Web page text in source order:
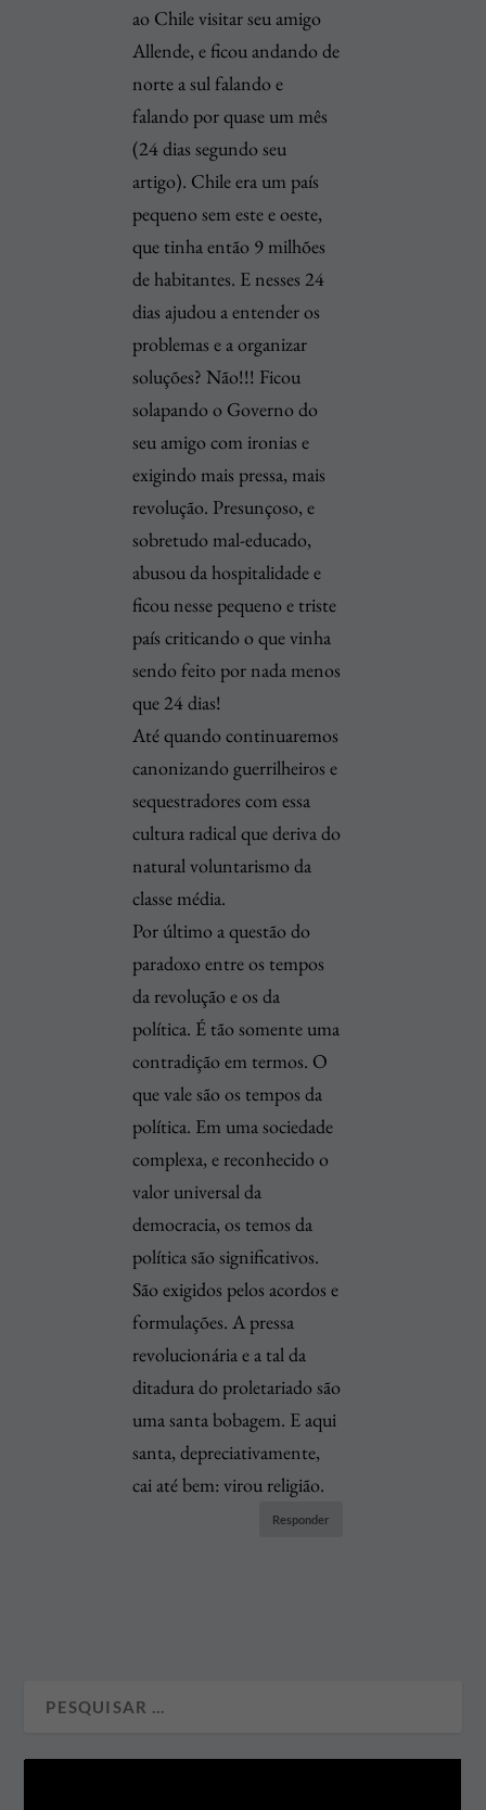
ao Chile visitar seu amigo
Allende, e ficou andando de
norte a sul falando e
falando por quase um mês
(24 dias segundo seu
artigo). Chile era um país
pequeno sem este e oeste,
que tinha então 9 milhões
de habitantes. E nesses 24
dias ajudou a entender os
problemas e a organizar
soluções? Não!!! Ficou
solapando o Governo do
seu amigo com ironias e
exigindo mais pressa, mais
revolução. Presunçoso, e
sobretudo mal-educado,
abusou da hospitalidade e
ficou nesse pequeno e triste
país criticando o que vinha
sendo feito por nada menos
que 24 dias!
Até quando continuaremos
canonizando guerrilheiros e
sequestradores com essa
cultura radical que deriva do
natural voluntarismo da
classe média.
Por último a questão do
paradoxo entre os tempos
da revolução e os da
política. É tão somente uma
contradição em termos. O
que vale são os tempos da
política. Em uma sociedade
complexa, e reconhecido o
valor universal da
democracia, os temos da
política são significativos.
São exigidos pelos acordos e
formulações. A pressa
revolucionária e a tal da
ditadura do proletariado são
uma santa bobagem. E aqui
santa, depreciativamente,
cai até bem: virou religião.
Responder